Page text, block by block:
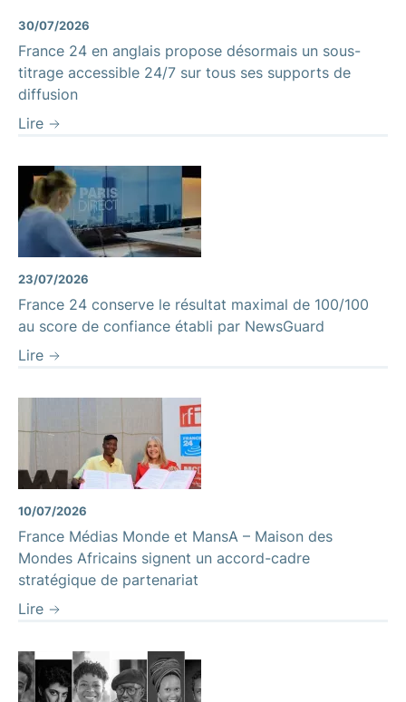
30/07/2026
France 24 en anglais propose désormais un sous-
titrage accessible 24/7 sur tous ses supports de
diffusion
Lire
23/07/2026
France 24 conserve le résultat maximal de 100/100
au score de confiance établi par NewsGuard
Lire
10/07/2026
France Médias Monde et MansA – Maison des
Mondes Africains signent un accord-cadre
stratégique de partenariat
Lire